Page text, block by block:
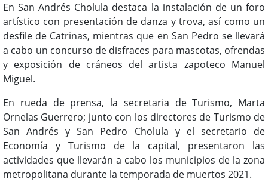
En San Andrés Cholula destaca la instalación de un foro
artístico con presentación de danza y trova, así como un
desfile de Catrinas, mientras que en San Pedro se llevará
a cabo un concurso de disfraces para mascotas, ofrendas
y exposición de cráneos del artista zapoteco Manuel
Miguel.
En rueda de prensa, la secretaria de Turismo, Marta
Ornelas Guerrero; junto con los directores de Turismo de
San Andrés y San Pedro Cholula y el secretario de
Economía y Turismo de la capital, presentaron las
actividades que llevarán a cabo los municipios de la zona
metropolitana durante la temporada de muertos 2021.